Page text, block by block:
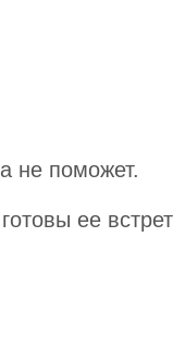
не поможет.
ее